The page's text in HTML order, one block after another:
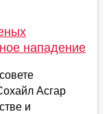
нападение
Асгар
и